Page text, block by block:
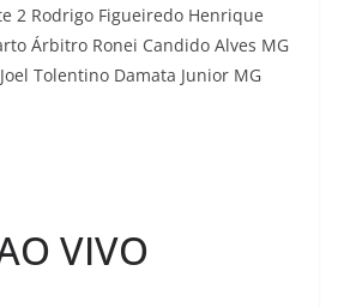
2 Rodrigo Figueiredo Henrique
Árbitro Ronei Candido Alves MG
Tolentino Damata Junior MG
VIVO